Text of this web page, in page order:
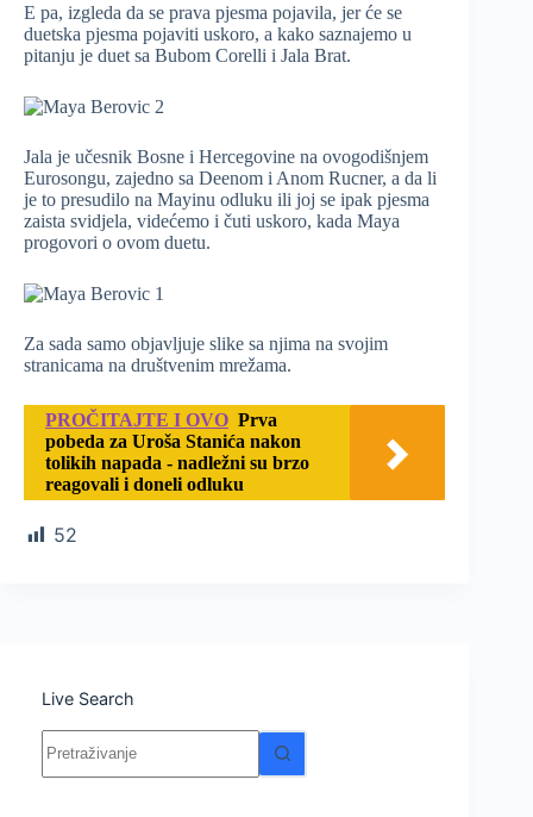
E pa, izgleda da se prava pjesma pojavila, jer će se
duetska pjesma pojaviti uskoro, a kako saznajemo u
pitanju je duet sa Bubom Corelli i Jala Brat.
Jala je učesnik Bosne i Hercegovine na ovogodišnjem
Eurosongu, zajedno sa Deenom i Anom Rucner, a da li
je to presudilo na Mayinu odluku ili joj se ipak pjesma
zaista svidjela, videćemo i čuti uskoro, kada Maya
progovori o ovom duetu.
Za sada samo objavljuje slike sa njima na svojim
stranicama na društvenim mrežama.
PROČITAJTE I OVO Prva
pobeda za Uroša Stanića nakon
tolikih napada - nadležni su brzo
reagovali i doneli odluku
52
Live Search
Nema
rezultata.